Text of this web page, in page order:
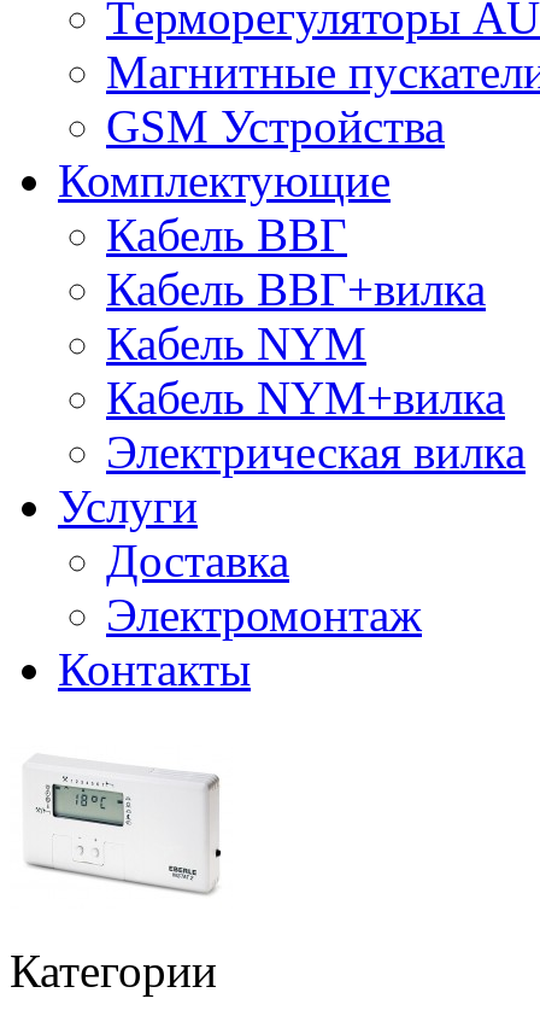
Терморегуляторы
Магнитные
GSM Устройства
Комплектующие
Кабель ВВГ
Кабель ВВГ+вилка
Кабель NYM
Кабель NYM+вилка
Электрическая вилка
Услуги
Доставка
Электромонтаж
Контакты
Категории